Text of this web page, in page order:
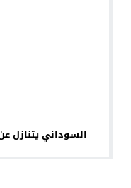
السوداني يتنازل